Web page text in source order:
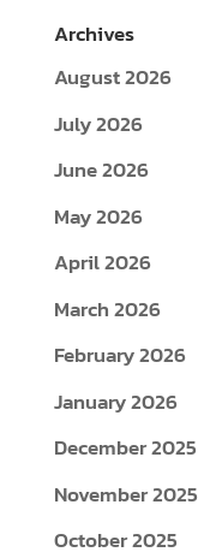
Archives
August 2026
July 2026
June 2026
May 2026
April 2026
March 2026
February 2026
January 2026
December 2025
November 2025
October 2025